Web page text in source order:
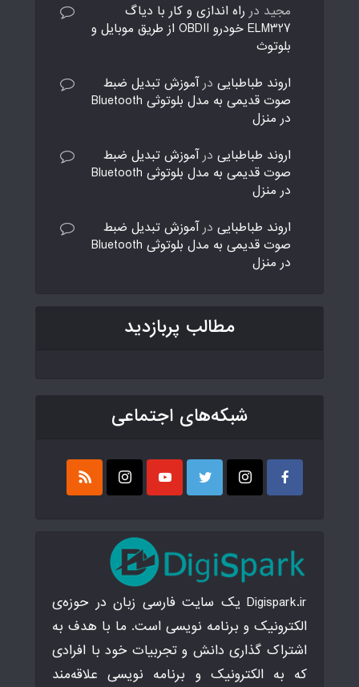
مجید در راه اندازی و کار با دیاگ
ELM327 خودرو OBDII از طریق موبایل و
بلوتوث
اروند طباطبایی درآموزش تبدیل ضبط
صوت قدیمی به مدل بلوتوثی Bluetooth
در منزل
اروند طباطبایی درآموزش تبدیل ضبط
صوت قدیمی به مدل بلوتوثی Bluetooth
در منزل
اروند طباطبایی درآموزش تبدیل ضبط
صوت قدیمی به مدل بلوتوثی Bluetooth
در منزل
مطالب پربازدید
شبکه‌های اجتماعی
Digispark.ir یک سایت فارسی زبان در حوزه‌ی
الکترونیک و برنامه نویسی است. ما با هدف به
اشتراک گذاری دانش و تجربیات خود با افرادی
که به الکترونیک و برنامه نویسی علاقه‌مند